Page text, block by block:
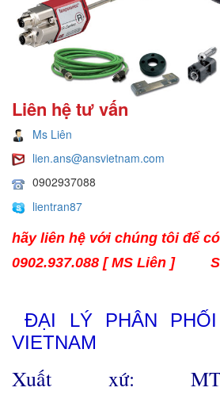
Liên hệ tư vấn
Ms Liên
lien.ans@ansvietnam.com
0902937088
lientran87
hãy liên hệ với chúng tôi để
0902.937.088 [ MS Liên ]
ĐẠI LÝ PHÂN
VIETNAM
Xuất xứ: